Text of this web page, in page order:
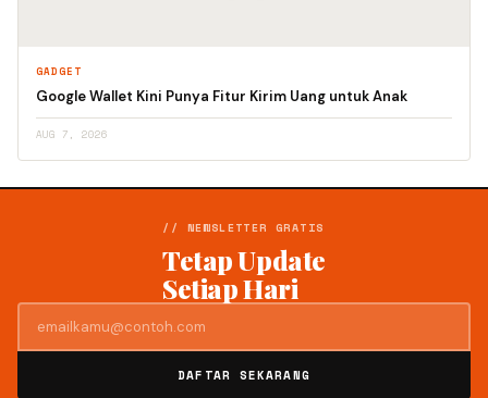
GADGET
Google Wallet Kini Punya Fitur Kirim Uang untuk Anak
AUG 7, 2026
// NEWSLETTER GRATIS
Tetap Update
Setiap Hari
DAFTAR SEKARANG